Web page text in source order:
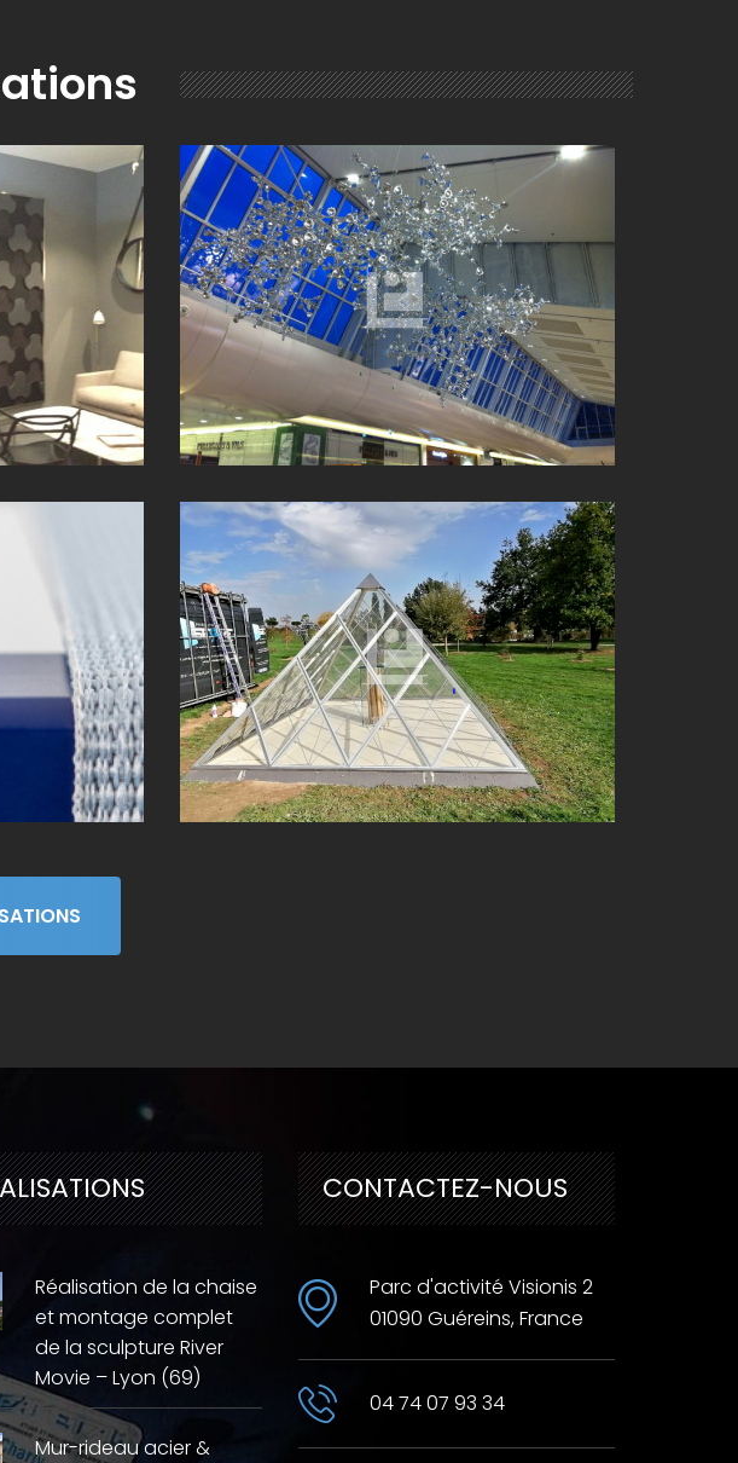
TERRASSES DU PORT À MARSEILLE
PYRAMIDE SUR-MESURE PROCHE DE LYON (69)
Réalisation de la chaise
et montage complet
de la sculpture River
Movie – Lyon (69)
Mur-rideau acier &
CONTACTEZ-NOUS
Parc d'activité Visionis 2
01090 Guéreins, France
04 74 07 93 34